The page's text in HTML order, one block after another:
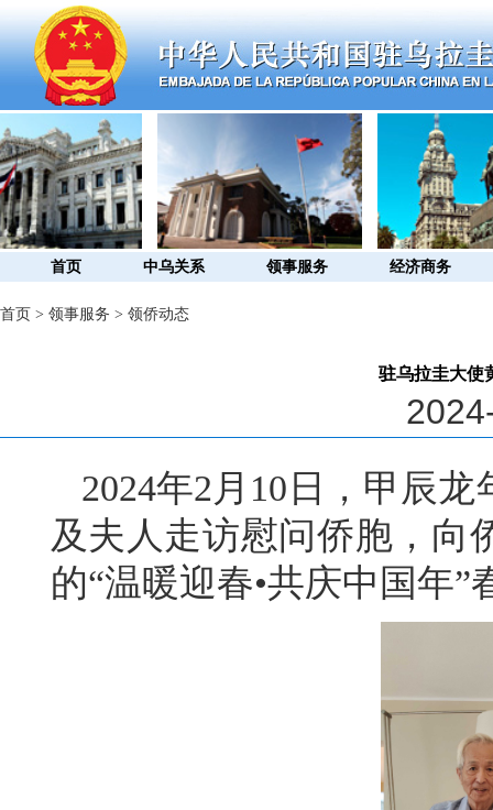
首页 中乌关系 领事服务 经济商务
首页 > 领事服务 > 领侨动态
驻乌拉圭大使
2024年2月10日，甲辰
及夫人走访慰问侨胞，向
的“温暖迎春•共庆中国年